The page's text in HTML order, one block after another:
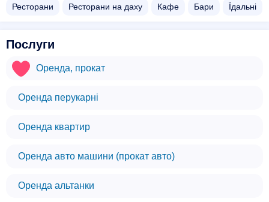
Ресторани Ресторани на даху Кафе Бари Їдальні
Послуги
Оренда, прокат
Оренда перукарні
Оренда квартир
Оренда авто машини (прокат авто)
Оренда альтанки